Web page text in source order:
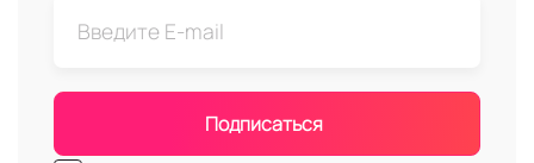
Подписаться